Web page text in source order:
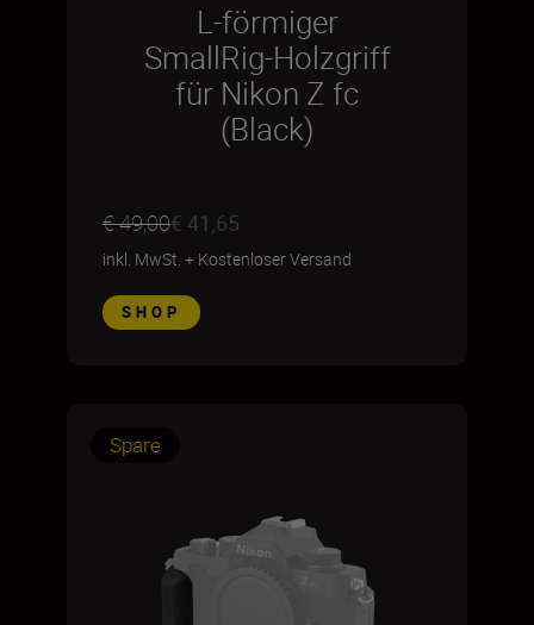
L-förmiger
SmallRig-Holzgriff
für Nikon Z fc
(Black)
€ 49,00€ 41,65
inkl. MwSt. + Kostenloser Versand
SHOP
Spare